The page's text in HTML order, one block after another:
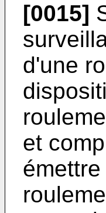
[0015]
d'une
et